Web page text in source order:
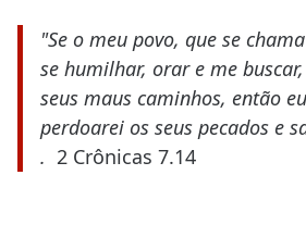
"Se o meu povo, que se
se humilhar, orar e me
seus maus caminhos, então
perdoarei os seus pecados e
. 2 Crônicas 7.14